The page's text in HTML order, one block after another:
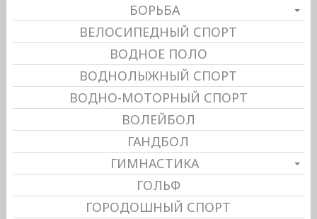
БОРЬБА
ВЕЛОСИПЕДНЫЙ СПОРТ
ВОДНОЕ ПОЛО
ВОДНОЛЫЖНЫЙ СПОРТ
ВОДНО-МОТОРНЫЙ СПОРТ
ВОЛЕЙБОЛ
ГАНДБОЛ
ГИМНАСТИКА
ГОЛЬФ
ГОРОДОШНЫЙ СПОРТ